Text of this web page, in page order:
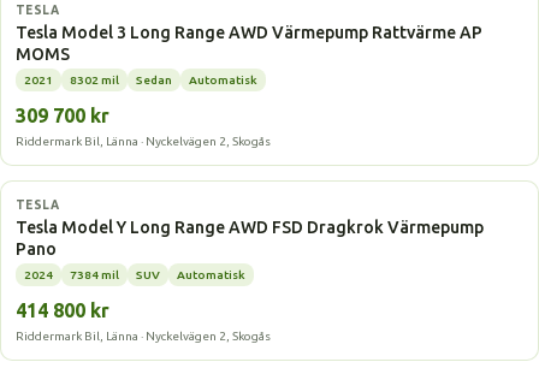
Elbil
TESLA
Tesla Model 3 Long Range AWD Värmepump Rattvärme AP
MOMS
2021 8302 mil Sedan Automatisk
309 700 kr
Riddermark Bil, Länna · Nyckelvägen 2, Skogås
Elbil
TESLA
Tesla Model Y Long Range AWD FSD Dragkrok Värmepump
Pano
2024 7384 mil SUV Automatisk
414 800 kr
Riddermark Bil, Länna · Nyckelvägen 2, Skogås